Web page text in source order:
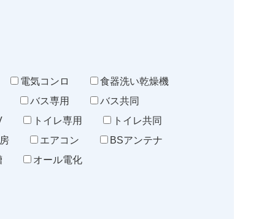
電気コンロ
食器洗い乾燥機
バス専用
バス共同
トイレ専用
トイレ共同
エアコン
BSアンテナ
オール電化